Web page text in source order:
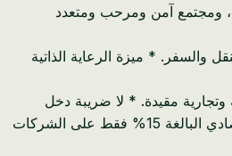
ومجتمع آمن ومرحب ومتعدد
والسفر. * ميزة الرعاية الذاتية
وتجارية مقيدة. * لا ضريبة دخل
شخصي وضريبة شركات مواتية: لا تفرض البحرين ضريبة دخل شخصي. ضريبة الشركات هي 0% لمعظم الأنشطة، وتطبق ضريبة الشركات الدنيا لمنظمة التعاون الاقتصادي البالغة 15% فقط على الشركات